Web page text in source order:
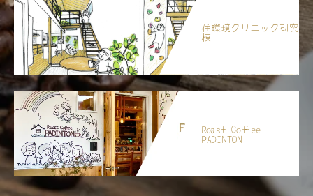
住環境クリニック研究
棟
Roast Coffee
PADINTON